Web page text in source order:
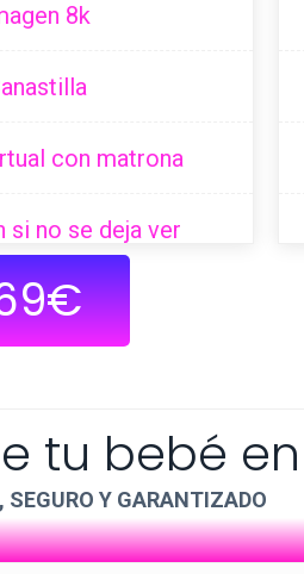
8k
con matrona
si no se deja ver
tu bebé
SEGURO Y GARANTIZADO